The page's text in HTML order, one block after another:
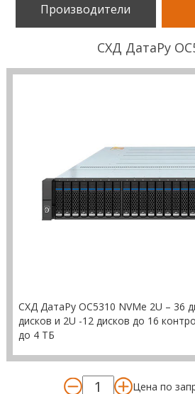
Производители
СХД ДатаРу
СХД ДатаРу ОС5310 NVMe 2U – 36
дисков и 2U -12 дисков до 16
до 4 ТБ
Цена по